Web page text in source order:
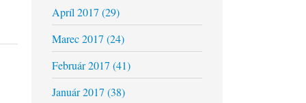
Apríl 2017 (29)
Marec 2017 (24)
Február 2017 (41)
Január 2017 (38)